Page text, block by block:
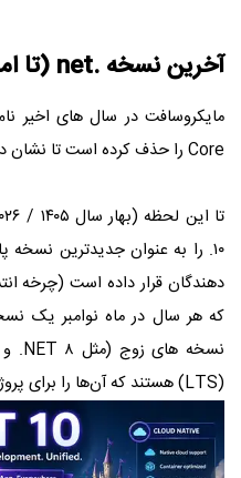
آخرین نسخه .net (تا امروز)
مایکروسافت در سال‌ های اخیر
Core را حذف کرده است تا نشان دهد فقط یک پلتفرم واحد وجود دارد.
۱۰. را به عنوان جدیدترین نسخه
‌دهندگان قرار داده است (چرخه
که هر سال در ماه نوامبر یک
(LTS) هستند که آن‌ها را برای پروژه ‌های تجاری بسیار ایده‌آل می‌کند.